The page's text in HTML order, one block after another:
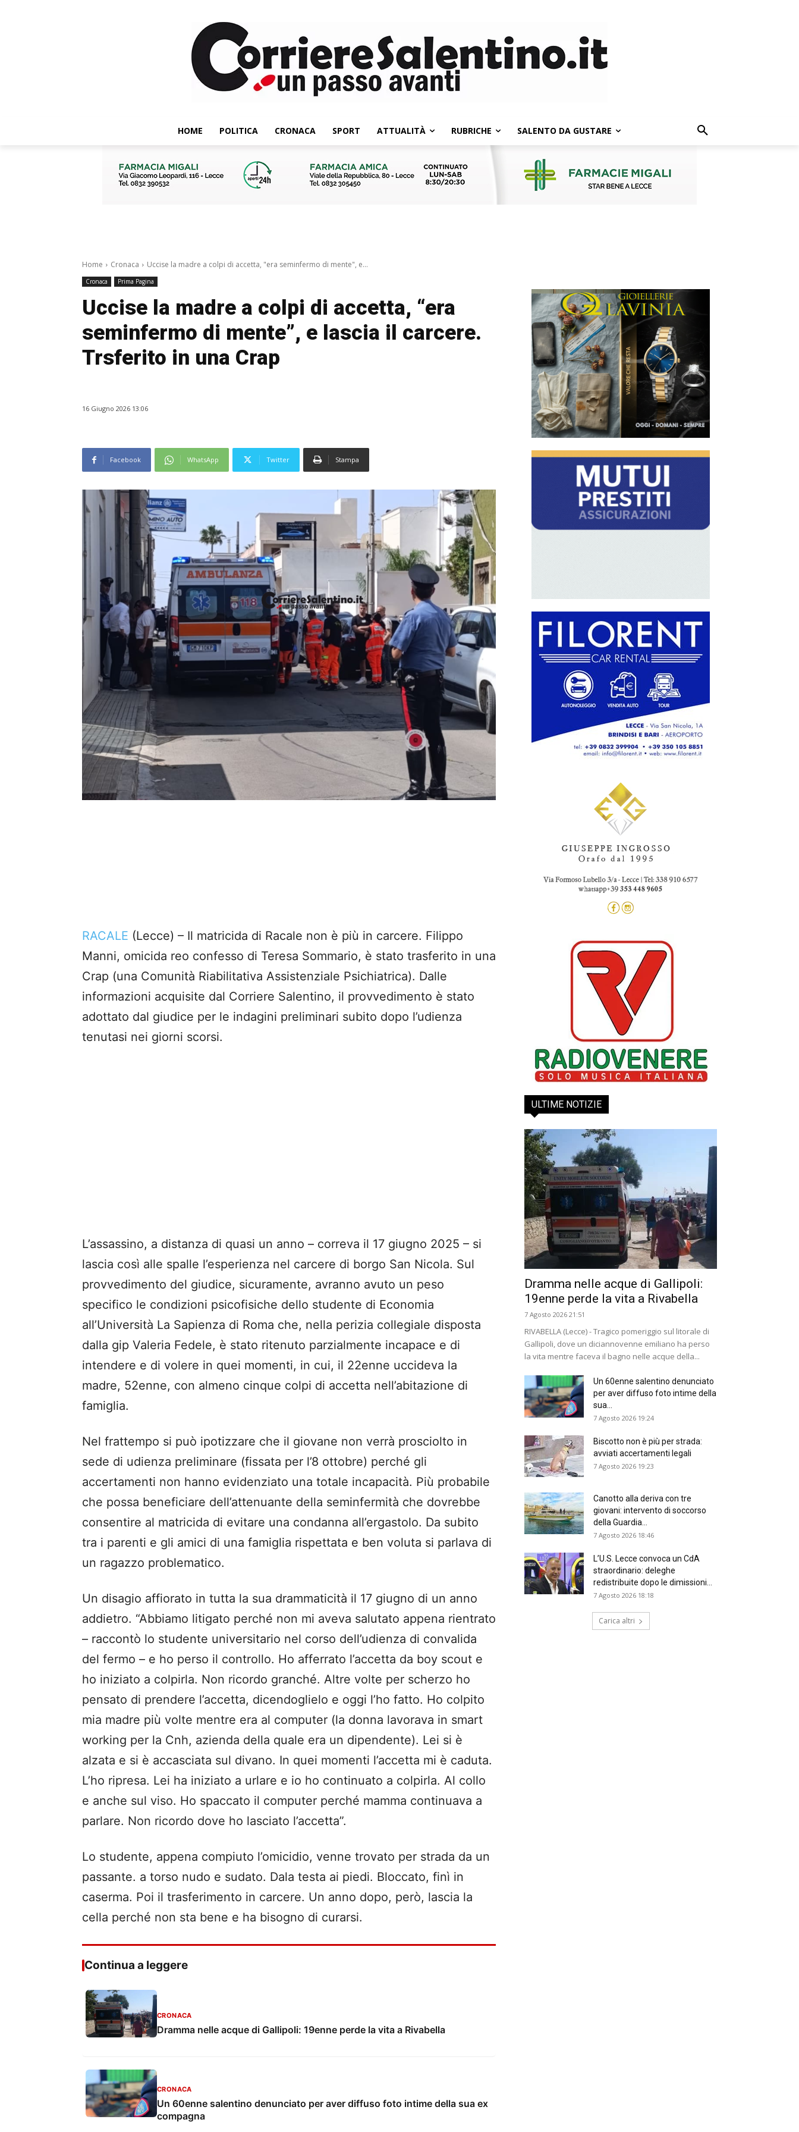
HOME POLITICA CRONACA SPORT ATTUALITÀ RUBRICHE SALENTO DA GUSTARE
Home Cronaca Uccise la madre a colpi di accetta, "era seminfermo di mente", e...
Cronaca Prima Pagina
Uccise la madre a colpi di accetta, “era
seminfermo di mente”, e lascia il carcere.
Trsferito in una Crap
16 Giugno 2026 13:06
Facebook WhatsApp Twitter Stampa
RACALE (Lecce) – Il matricida di Racale non è più in carcere. Filippo
Manni, omicida reo confesso di Teresa Sommario, è stato trasferito in una
Crap (una Comunità Riabilitativa Assistenziale Psichiatrica). Dalle
informazioni acquisite dal Corriere Salentino, il provvedimento è stato
adottato dal giudice per le indagini preliminari subito dopo l’udienza
tenutasi nei giorni scorsi.
L’assassino, a distanza di quasi un anno – correva il 17 giugno 2025 – si
lascia così alle spalle l’esperienza nel carcere di borgo San Nicola. Sul
provvedimento del giudice, sicuramente, avranno avuto un peso
specifico le condizioni psicofisiche dello studente di Economia
all’Università La Sapienza di Roma che, nella perizia collegiale disposta
dalla gip Valeria Fedele, è stato ritenuto parzialmente incapace e di
intendere e di volere in quei momenti, in cui, il 22enne uccideva la
madre, 52enne, con almeno cinque colpi di accetta nell’abitazione di
famiglia.
Nel frattempo si può ipotizzare che il giovane non verrà prosciolto in
sede di udienza preliminare (fissata per l’8 ottobre) perché gli
accertamenti non hanno evidenziato una totale incapacità. Più probabile
che possa beneficiare dell’attenuante della seminfermità che dovrebbe
consentire al matricida di evitare una condanna all’ergastolo. Da subito
tra i parenti e gli amici di una famiglia rispettata e ben voluta si parlava di
un ragazzo problematico.
Un disagio affiorato in tutta la sua drammaticità il 17 giugno di un anno
addietro. “Abbiamo litigato perché non mi aveva salutato appena rientrato
– raccontò lo studente universitario nel corso dell’udienza di convalida
del fermo – e ho perso il controllo. Ho afferrato l’accetta da boy scout e
ho iniziato a colpirla. Non ricordo granché. Altre volte per scherzo ho
pensato di prendere l’accetta, dicendoglielo e oggi l’ho fatto. Ho colpito
mia madre più volte mentre era al computer (la donna lavorava in smart
working per la Cnh, azienda della quale era un dipendente). Lei si è
alzata e si è accasciata sul divano. In quei momenti l’accetta mi è caduta.
L’ho ripresa. Lei ha iniziato a urlare e io ho continuato a colpirla. Al collo
e anche sul viso. Ho spaccato il computer perché mamma continuava a
parlare. Non ricordo dove ho lasciato l’accetta”.
Lo studente, appena compiuto l’omicidio, venne trovato per strada da un
passante. a torso nudo e sudato. Dala testa ai piedi. Bloccato, finì in
caserma. Poi il trasferimento in carcere. Un anno dopo, però, lascia la
cella perché non sta bene e ha bisogno di curarsi.
Continua a leggere
CRONACA
Dramma nelle acque di Gallipoli: 19enne perde la vita a Rivabella
CRONACA
Un 60enne salentino denunciato per aver diffuso foto intime della sua ex
compagna
ULTIME NOTIZIE
Dramma nelle acque di Gallipoli:
19enne perde la vita a Rivabella
7 Agosto 2026 21:51
RIVABELLA (Lecce) - Tragico pomeriggio sul litorale di
Gallipoli, dove un diciannovenne emiliano ha perso
la vita mentre faceva il bagno nelle acque della...
Un 60enne salentino denunciato
per aver diffuso foto intime della
sua...
7 Agosto 2026 19:24
Biscotto non è più per strada:
avviati accertamenti legali
7 Agosto 2026 19:23
Canotto alla deriva con tre
giovani: intervento di soccorso
della Guardia...
7 Agosto 2026 18:46
L’U.S. Lecce convoca un CdA
straordinario: deleghe
redistribuite dopo le dimissioni...
7 Agosto 2026 18:18
Carica altri